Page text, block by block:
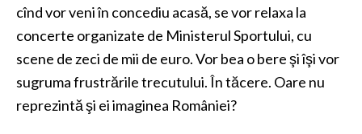
cînd vor veni în concediu acasă, se vor relaxa la
concerte organizate de Ministerul Sportului, cu
scene de zeci de mii de euro. Vor bea o bere şi îşi vor
sugruma frustrările trecutului. În tăcere. Oare nu
reprezintă şi ei imaginea României?